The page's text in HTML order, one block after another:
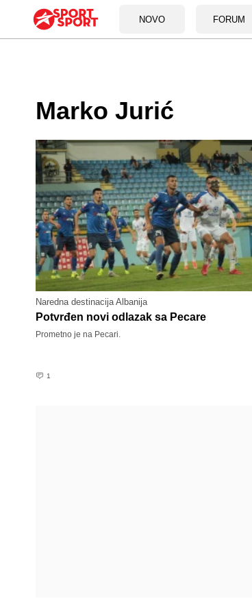
NOVO FORUM
Marko Jurić
Naredna destinacija Albanija
Potvrđen novi odlazak sa Pecare
Prometno je na Pecari.
1